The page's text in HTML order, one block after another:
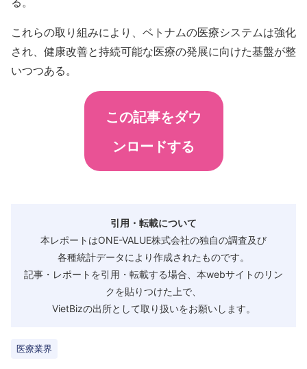
これらの取り組みにより、ベトナムの医療システムは強化
され、健康改善と持続可能な医療の発展に向けた基盤が整
いつつある。
この記事をダウ
ンロードする
引用・転載について
本レポートはONE-VALUE株式会社の独自の調査及び
各種統計データにより作成されたものです。
記事・レポートを引用・転載する場合、本webサイトのリン
クを貼りつけた上で、
VietBizの出所として取り扱いをお願いします。
医療業界